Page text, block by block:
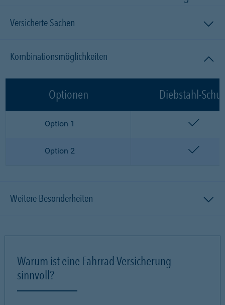
Versicherte Sachen
Kombinationsmöglichkeiten
Optionen Diebstahl-
Option 1
Option 2
Weitere Besonderheiten
Warum ist eine Fahrrad-Versicherung
sinnvoll?